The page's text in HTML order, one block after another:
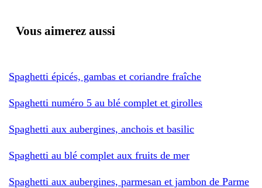
Vous aimerez aussi
Spaghetti épicés, gambas et coriandre fraîche
Spaghetti numéro 5 au blé complet et girolles
Spaghetti aux aubergines, anchois et basilic
Spaghetti au blé complet aux fruits de mer
Spaghetti aux aubergines, parmesan et jambon de Parme